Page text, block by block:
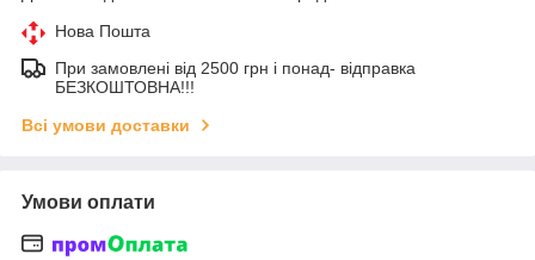
Нова Пошта
При замовлені від 2500 грн і понад- відправка
БЕЗКОШТОВНА!!!
Всі умови доставки
Умови оплати